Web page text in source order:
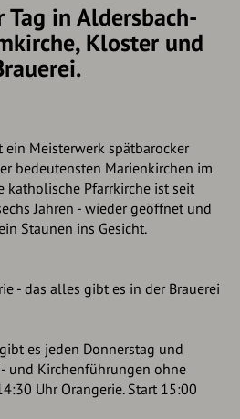
in Aldersbach-
Kloster und
ein Meisterwerk spätbarocker
bedeutensten Marienkirchen im
katholische Pfarrkirche ist seit
Jahren - wieder geöffnet und
Staunen ins Gesicht.
- das alles gibt es in der Brauerei
es jeden Donnerstag und
und Kirchenführungen ohne
Uhr Orangerie. Start 15:00